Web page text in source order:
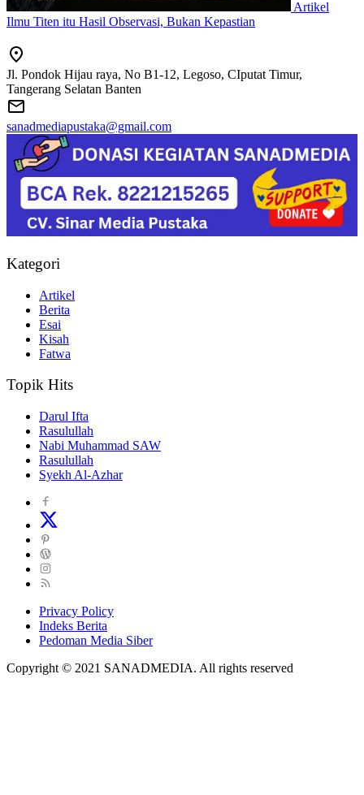
Artikel
Ilmu Titen itu Hasil Observasi, Bukan Kepastian
Jl. Pondok Hijau raya, No B1-12, Legoso, CIputat Timur,
Tangerang Selatan Banten
sanadmediapustaka@gmail.com
Kategori
Artikel
Berita
Esai
Kisah
Fatwa
Topik Hits
Darul Ifta
Rasulullah
Nabi Muhammad SAW
Rasulullah
Syekh Al-Azhar
Privacy Policy
Indeks Berita
Pedoman Media Siber
Copyright © 2021 SANADMEDIA. All rights reserved